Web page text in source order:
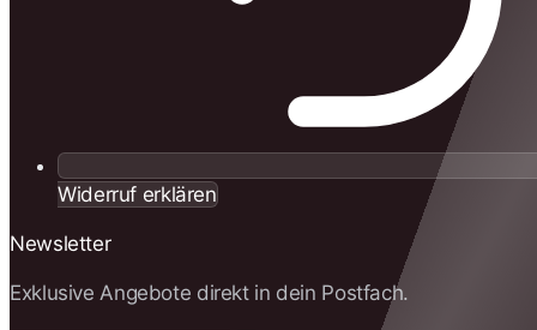
Widerruf erklären
Newsletter
Exklusive Angebote direkt in dein Postfach.